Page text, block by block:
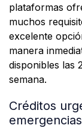
plataformas
muchos
excelente
manera
disponibles las
semana.
Créditos
emergencias